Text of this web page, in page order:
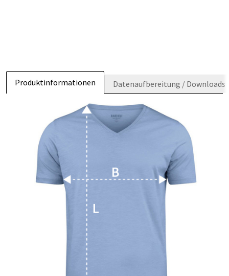
Produktinformationen Datenaufbereitung / Downloads